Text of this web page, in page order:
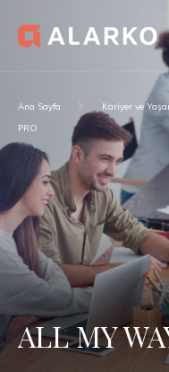
Ana Sayfa Kariyer ve
PRO
ALL MY